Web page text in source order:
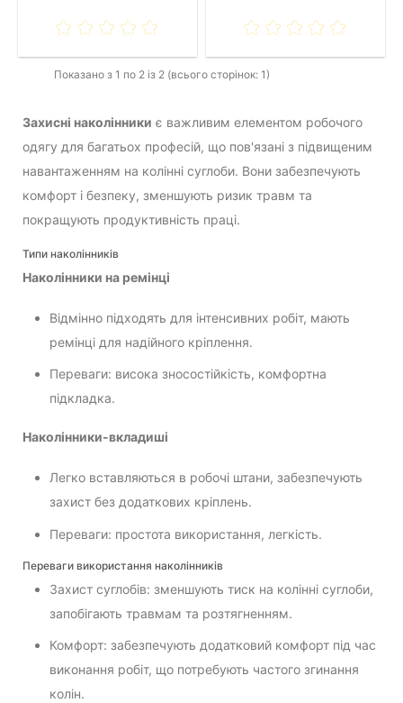
Показано з 1 по 2 із 2 (всього сторінок: 1)
Захисні наколінники є важливим елементом робочого
одягу для багатьох професій, що пов'язані з підвищеним
навантаженням на колінні суглоби. Вони забезпечують
комфорт і безпеку, зменшують ризик травм та
покращують продуктивність праці.
Типи наколінників
Наколінники на ремінці
Відмінно підходять для інтенсивних робіт, мають
ремінці для надійного кріплення.
Переваги: висока зносостійкість, комфортна
підкладка.
Наколінники-вкладиші
Легко вставляються в робочі штани, забезпечують
захист без додаткових кріплень.
Переваги: простота використання, легкість.
Переваги використання наколінників
Захист суглобів: зменшують тиск на колінні суглоби,
запобігають травмам та розтягненням.
Комфорт: забезпечують додатковий комфорт під час
виконання робіт, що потребують частого згинання
колін.